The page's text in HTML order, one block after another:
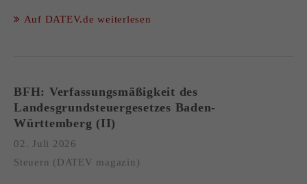
Auf DATEV.de weiterlesen
BFH: Verfassungsmäßigkeit des
Landesgrundsteuergesetzes Baden-
Württemberg (II)
02. Juli 2026
Steuern (DATEV magazin)